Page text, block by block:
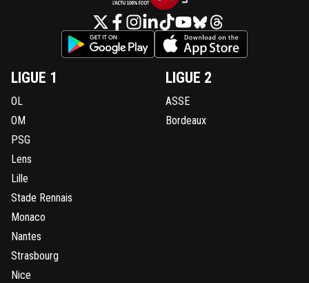
LIGUE 1
OL
OM
PSG
Lens
Lille
Stade Rennais
Monaco
Nantes
Strasbourg
Nice
LIGUE 2
ASSE
Bordeaux